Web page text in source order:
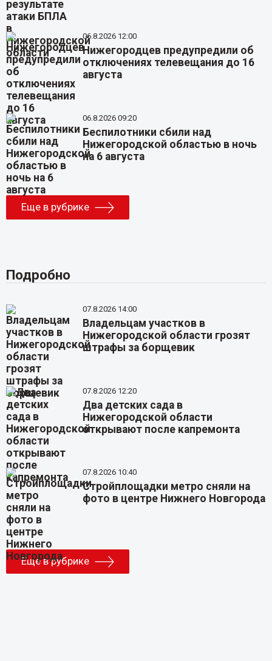
06.8.2026 12:00
Нижегородцев предупредили об
отключениях телевещания до 16
августа
06.8.2026 09:20
Беспилотники сбили над
Нижегородской областью в ночь
на 6 августа
Еще в рубрике
Подробно
07.8.2026 14:00
Владельцам участков в
Нижегородской области грозят
штрафы за борщевик
07.8.2026 12:20
Два детских сада в
Нижегородской области
открывают после капремонта
07.8.2026 10:40
Стройплощадки метро сняли на
фото в центре Нижнего Новгорода
Еще в рубрике